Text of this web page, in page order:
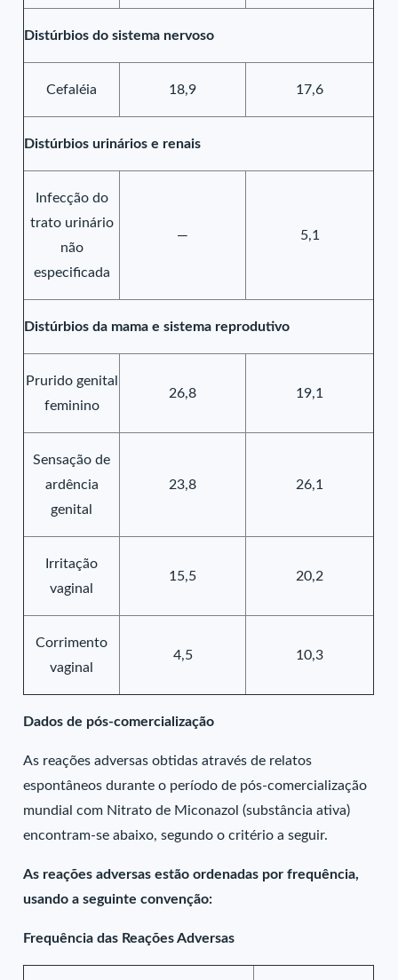
Distúrbios do sistema nervoso
Cefaléia 18,9 17,6
Distúrbios urinários e renais
Infecção do
trato urinário
não
especificada
— 5,1
Distúrbios da mama e sistema reprodutivo
Prurido genital
feminino
26,8 19,1
Sensação de
ardência
genital
23,8 26,1
Irritação
vaginal
15,5 20,2
Corrimento
vaginal
4,5 10,3
Dados de pós-comercialização
As reações adversas obtidas através de relatos
espontâneos durante o período de pós-comercialização
mundial com Nitrato de Miconazol (substância ativa)
encontram-se abaixo, segundo o critério a seguir.
As reações adversas estão ordenadas por frequência,
usando a seguinte convenção:
Frequência das Reações Adversas